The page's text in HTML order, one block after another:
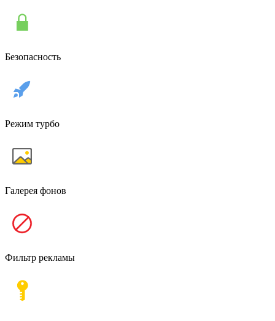
Безопасность
Режим турбо
Галерея фонов
Фильтр рекламы